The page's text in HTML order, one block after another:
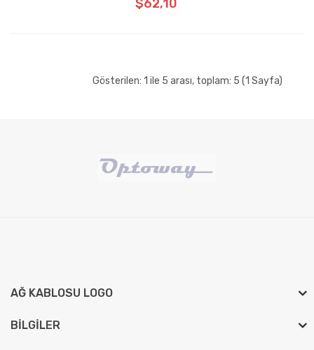
$62,10
Gösterilen: 1 ile 5 arası, toplam: 5 (1 Sayfa)
AĞ KABLOSU LOGO
BILGILER